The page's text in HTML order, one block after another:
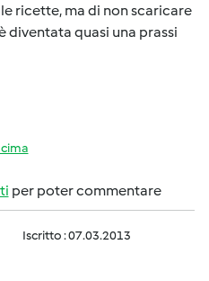
ricette, ma di non scaricare
diventata quasi una prassi
cima
per poter commentare
Iscritto : 07.03.2013